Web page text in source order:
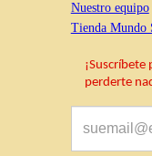
Nuestro equipo
Tienda Mundo
¡Suscríbete
perderte